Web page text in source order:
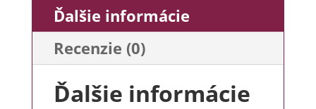
Ďalšie informácie
Recenzie (0)
Ďalšie informácie